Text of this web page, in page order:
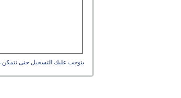
يتوجب عليكالتسجيل حتى تتمكن